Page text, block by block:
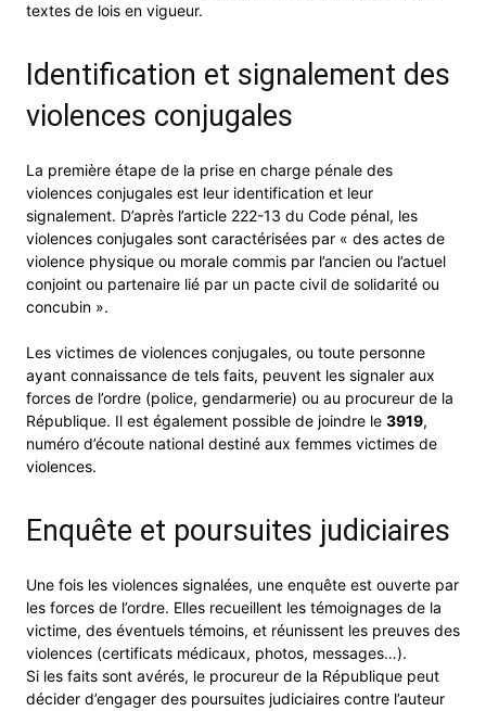
textes de lois en vigueur.
Identification et signalement des
violences conjugales
La première étape de la prise en charge pénale des
violences conjugales est leur identification et leur
signalement. D’après l’article 222-13 du Code pénal, les
violences conjugales sont caractérisées par « des actes de
violence physique ou morale commis par l’ancien ou l’actuel
conjoint ou partenaire lié par un pacte civil de solidarité ou
concubin ».
Les victimes de violences conjugales, ou toute personne
ayant connaissance de tels faits, peuvent les signaler aux
forces de l’ordre (police, gendarmerie) ou au procureur de la
République. Il est également possible de joindre le 3919,
numéro d’écoute national destiné aux femmes victimes de
violences.
Enquête et poursuites judiciaires
Une fois les violences signalées, une enquête est ouverte par
les forces de l’ordre. Elles recueillent les témoignages de la
victime, des éventuels témoins, et réunissent les preuves des
violences (certificats médicaux, photos, messages…).
Si les faits sont avérés, le procureur de la République peut
décider d’engager des poursuites judiciaires contre l’auteur